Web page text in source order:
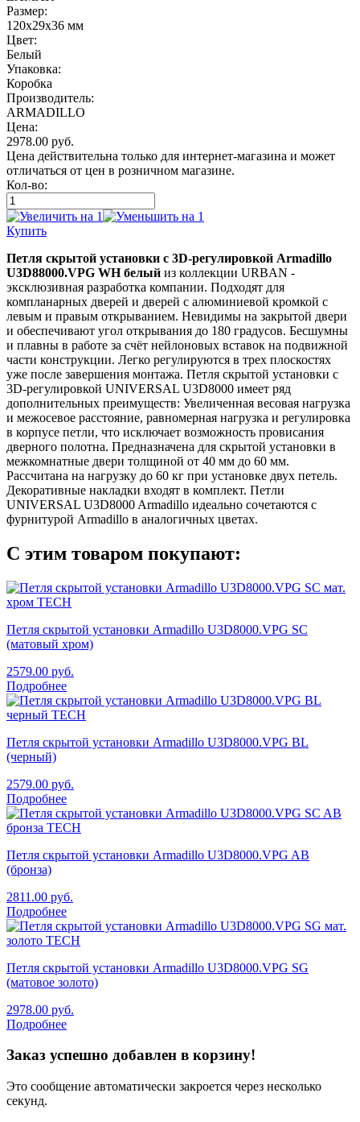
Размер:
120х29х36 мм
Цвет:
Белый
Упаковка:
Коробка
Производитель:
ARMADILLO
Цена:
2978.00 руб.
Цена действительна только для интернет-магазина и может
отличаться от цен в розничном магазине.
Кол-во:
Купить
Петля скрытой установки с 3D-регулировкой Armadillo
U3D88000.VPG WH белый из коллекции URBAN -
эксклюзивная разработка компании. Подходят для
компланарных дверей и дверей с алюминиевой кромкой с
левым и правым открыванием. Невидимы на закрытой двери
и обеспечивают угол открывания до 180 градусов. Бесшумны
и плавны в работе за счёт нейлоновых вставок на подвижной
части конструкции. Легко регулируются в трех плоскостях
уже после завершения монтажа. Петля скрытой установки с
3D-регулировкой UNIVERSAL U3D8000 имеет ряд
дополнительных преимуществ: Увеличенная весовая нагрузка
и межосевое расстояние, равномерная нагрузка и регулировка
в корпусе петли, что исключает возможность провисания
дверного полотна. Предназначена для скрытой установки в
межкомнатные двери толщиной от 40 мм до 60 мм.
Рассчитана на нагрузку до 60 кг при установке двух петель.
Декоративные накладки входят в комплект. Петли
UNIVERSAL U3D8000 Armadillo идеально сочетаются с
фурнитурой Armadillo в аналогичных цветах.
С этим товаром покупают:
Петля скрытой установки Armadillo U3D8000.VPG SC
(матовый хром)
2579.00 руб.
Подробнее
Петля скрытой установки Armadillo U3D8000.VPG BL
(черный)
2579.00 руб.
Подробнее
Петля скрытой установки Armadillo U3D8000.VPG AB
(бронза)
2811.00 руб.
Подробнее
Петля скрытой установки Armadillo U3D8000.VPG SG
(матовое золото)
2978.00 руб.
Подробнее
Заказ успешно добавлен в корзину!
Это сообщение автоматически закроется через несколько
секунд.